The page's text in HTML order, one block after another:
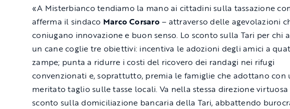
«A Misterbianco tendiamo la mano ai cittadini sulla tassazione
afferma il sindaco Marco Corsaro– attraverso delle agevolazioni
coniugano innovazione e buon senso. Lo sconto sulla Tari per chi
un cane coglie tre obiettivi: incentiva le adozioni degli amici a
zampe; punta a ridurre i costi del ricovero dei randagi nei rifugi
convenzionati e, soprattutto, premia le famiglie che adottano con
meritato taglio sulle tasse locali. Va nella stessa direzione virtuosa
sconto sulla domiciliazione bancaria della Tari, abbattendo